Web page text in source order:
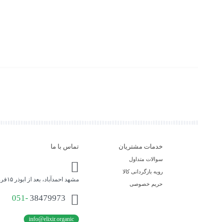
خدمات مشتریان
سوالات متداول
رویه بازگردانی کالا
حریم خصوصی
تماس با ما
مشهد احمدآباد، بعد از ابوذر ۱۵فروشگاه محصولات ارگانیک اکسیر حیات
051- 38479973
info@elixir.organic